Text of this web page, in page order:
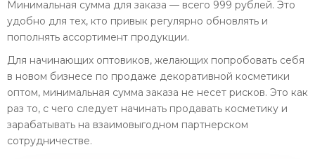
Минимальная сумма для заказа — всего 999 рублей. Это
удобно для тех, кто привык регулярно обновлять и
пополнять ассортимент продукции.
Для начинающих оптовиков, желающих попробовать себя
в новом бизнесе по продаже декоративной косметики
оптом, минимальная сумма заказа не несет рисков. Это как
раз то, с чего следует начинать продавать косметику и
зарабатывать на взаимовыгодном партнерском
сотрудничестве.